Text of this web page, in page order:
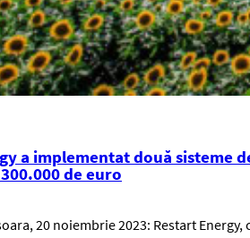
a implementat două sisteme
de euro
20 noiembrie 2023: Restart